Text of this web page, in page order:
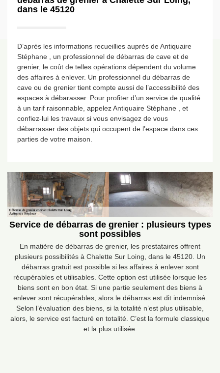
dans le 45120
D’après les informations recueillies auprès de Antiquaire
Stéphane , un professionnel de débarras de cave et de
grenier, le coût de telles opérations dépendent du volume
des affaires à enlever. Un professionnel du débarras de
cave ou de grenier tient compte aussi de l’accessibilité des
espaces à débarasser. Pour profiter d’un service de qualité
à un tarif raisonnable, appelez Antiquaire Stéphane , et
confiez-lui les travaux si vous envisagez de vous
débarrasser des objets qui occupent de l’espace dans ces
parties de votre maison.
Service de débarras de grenier : plusieurs types
sont possibles
En matière de débarras de grenier, les prestataires offrent
plusieurs possibilités à Chalette Sur Loing, dans le 45120. Un
débarras gratuit est possible si les affaires à enlever sont
récupérables et utilisables. Cette option est utilisée lorsque les
biens sont en bon état. Si une partie seulement des biens à
enlever sont récupérables, alors le débarras est dit indemnisé.
Selon l’évaluation des biens, si la totalité n’est plus utilisable,
alors, le service est facturé en totalité. C’est la formule classique
et la plus utilisée.